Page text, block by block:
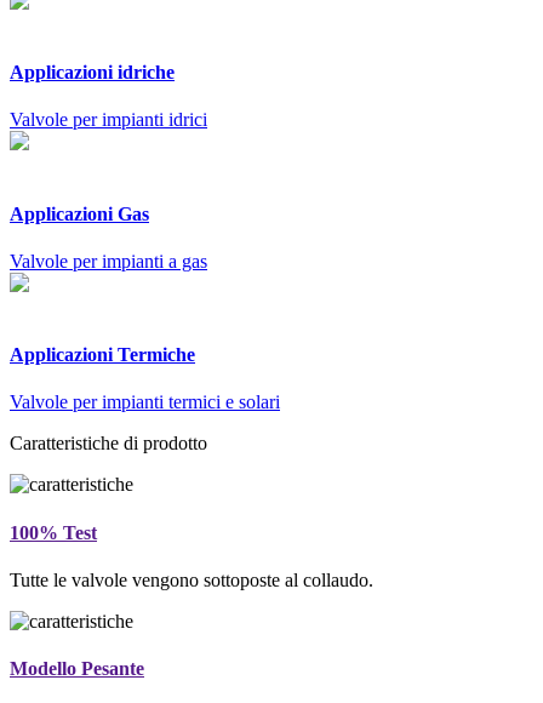
Applicazioni idriche
Valvole per impianti idrici
Applicazioni Gas
Valvole per impianti a gas
Applicazioni Termiche
Valvole per impianti termici e solari
Caratteristiche di prodotto
100% Test
Tutte le valvole vengono sottoposte al collaudo.
Modello Pesante